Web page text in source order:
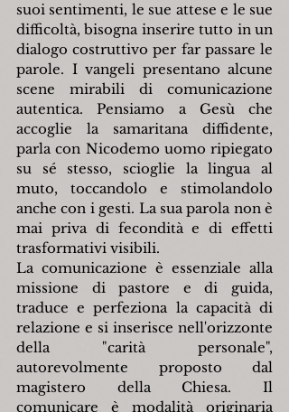
suoi sentimenti, le sue attese e le sue
difficoltà, bisogna inserire tutto in un
dialogo costruttivo per far passare le
parole. I vangeli presentano alcune
scene mirabili di comunicazione
autentica. Pensiamo a Gesù che
accoglie la samaritana diffidente,
parla con Nicodemo uomo ripiegato
su sé stesso, scioglie la lingua al
muto, toccandolo e stimolandolo
anche con i gesti. La sua parola non è
mai priva di fecondità e di effetti
trasformativi visibili.
La comunicazione è essenziale alla
missione di pastore e di guida,
traduce e perfeziona la capacità di
relazione e si inserisce nell'orizzonte
della "carità personale",
autorevolmente proposto dal
magistero della Chiesa. Il
comunicare è modalità originaria